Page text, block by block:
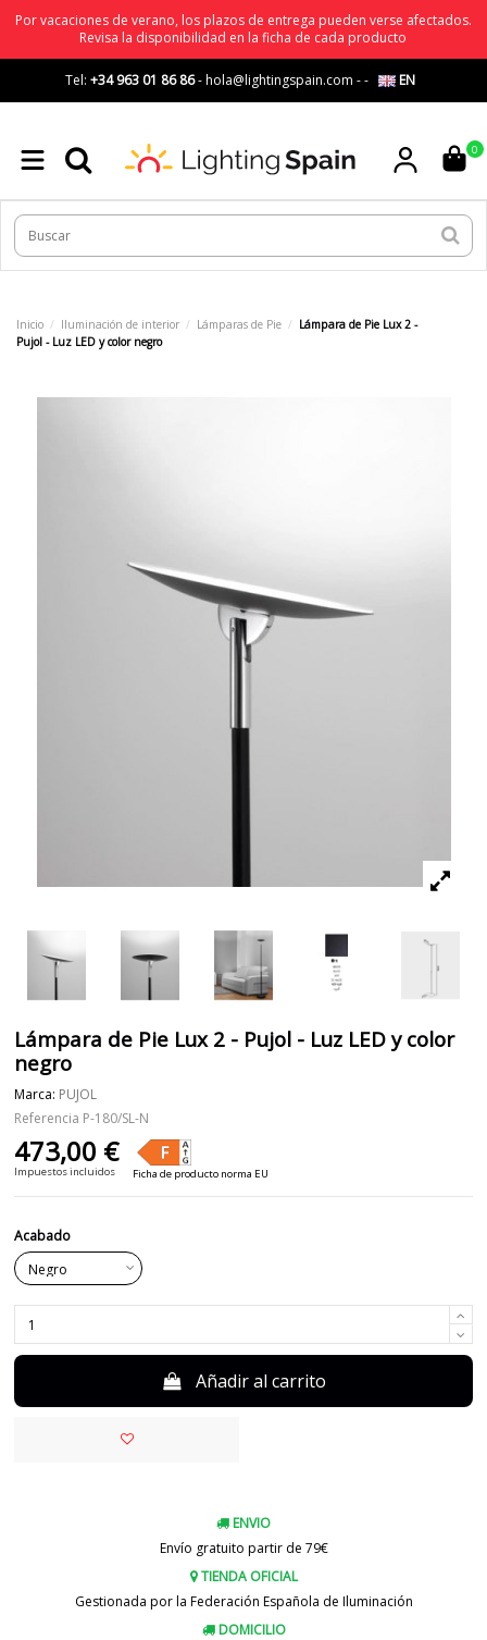
Por vacaciones de verano, los plazos de entrega pueden verse afectados.
Revisa la disponibilidad en la ficha de cada producto
Tel: +34 963 01 86 86-hola@lightingspain.com -- EN
0
Inicio Iluminación de interior Lámparas de Pie
Lámpara de Pie Lux 2 -
Pujol - Luz LED y color negro
Lámpara de Pie Lux 2 - Pujol - Luz LED y color
negro
Marca: PUJOL
Referencia P-180/SL-N
473,00 €
Impuestos incluidos Ficha de producto norma EU
Acabado
Añadir al carrito
ENVIO
Envío gratuito partir de 79€
TIENDA OFICIAL
Gestionada por la Federación Española de Iluminación
DOMICILIO